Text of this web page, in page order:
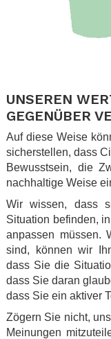
UNSEREN
GEGENÜBER
Auf diese Weise
sicherstellen, dass
Bewusstsein, die
nachhaltige Weise
Wir wissen, dass
Situation befinden,
anpassen müssen.
sind, können wir
dass Sie die
dass Sie daran
dass Sie ein aktiver
Zögern Sie nicht,
Meinungen